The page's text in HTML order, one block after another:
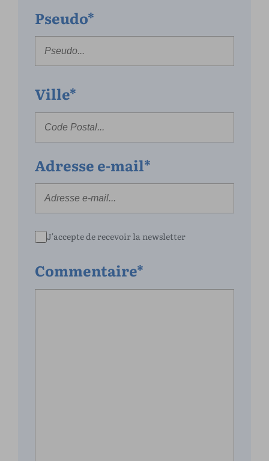
Pseudo*
Ville*
Adresse e-mail*
J'accepte de recevoir la newsletter
Commentaire*